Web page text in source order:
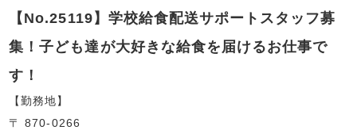
【No.25119】学校給食配送サポートスタッフ募
集！子ども達が大好きな給食を届けるお仕事で
す！
【勤務地】
〒 870-0266